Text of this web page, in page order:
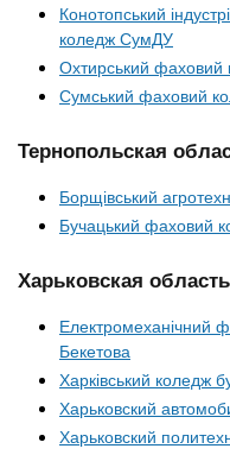
Конотопський
коледж СумДУ
Охтирський
Сумський фаховий
Тернопольская
Борщівський
Бучацький фаховий
Харьковская область
Бекетова
Харківський коледж
Харьковский
Харьковский